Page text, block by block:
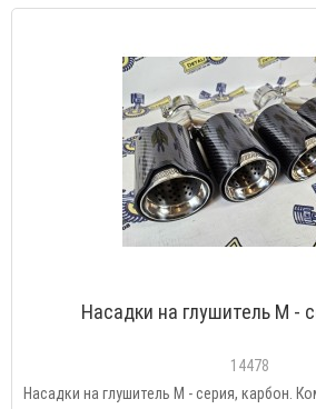
Насадки на глушитель М -
14478
Насадки на глушитель М - серия, карбон.